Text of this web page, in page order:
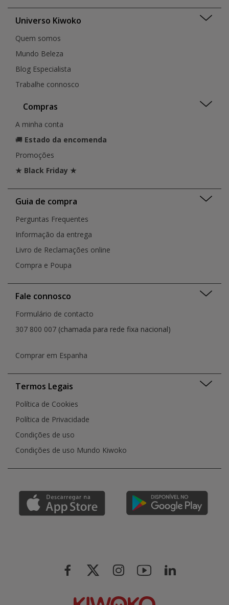
Universo Kiwoko
Quem somos
Mundo Beleza
Blog Especialista
Trabalhe connosco
Compras
A minha conta
🚚 Estado da encomenda
Promoções
★ Black Friday ★
Guia de compra
Perguntas Frequentes
Informação da entrega
Livro de Reclamações online
Compra e Poupa
Fale connosco
Formulário de contacto
307 800 007 (chamada para rede fixa nacional)
Comprar em Espanha
Termos Legais
Política de Cookies
Política de Privacidade
Condições de uso
Condições de uso Mundo Kiwoko